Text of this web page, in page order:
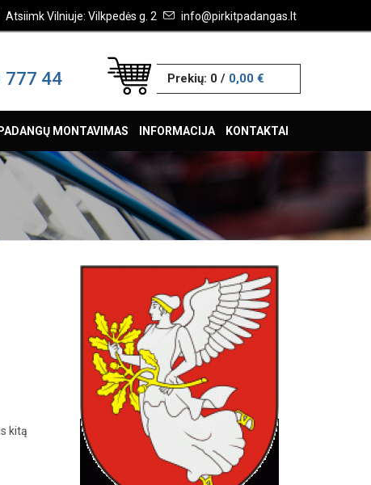
Atsiimk Vilniuje: Vilkpedės g. 2 info@pirkitpadangas.lt
777 44 Prekių: 0/ 0,00 €
PADANGŲ MONTAVIMAS INFORMACIJA KONTAKTAI
kitą